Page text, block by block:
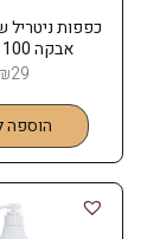
כפפות ניטריל
אבקה 100 יחידות
₪29
הוספה